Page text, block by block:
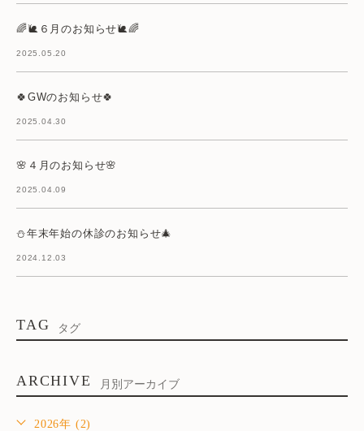
🌈🐌６月のお知らせ🐌🌈
2025.05.20
🍀GWのお知らせ🍀
2025.04.30
🌸４月のお知らせ🌸
2025.04.09
⛄年末年始の休診のお知らせ🎄
2024.12.03
TAG タグ
ARCHIVE 月別アーカイブ
2026年 (2)